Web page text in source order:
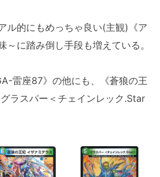
ル的にもめっちゃ良い(主観)《ア
～に踏み倒し手段も増えている。
雷座87》の他にも、《蒼狼の王
ラスパー＜チェインレック.Star